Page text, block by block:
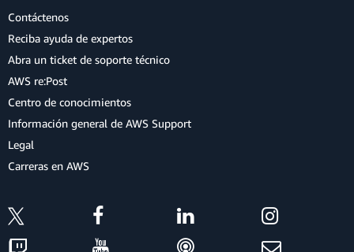
Contáctenos
Reciba ayuda de expertos
Abra un ticket de soporte técnico
AWS re:Post
Centro de conocimientos
Información general de AWS Support
Legal
Carreras en AWS